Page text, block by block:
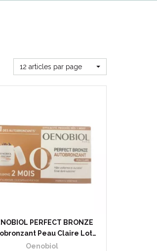
12 articles par page
PERFECT BRONZE
Peau Claire Lot…
Oenobiol